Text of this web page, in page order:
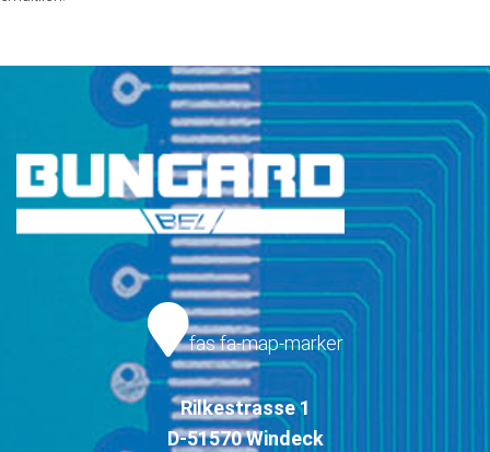
fas fa-map-marker
Rilkestrasse 1
D-51570 Windeck